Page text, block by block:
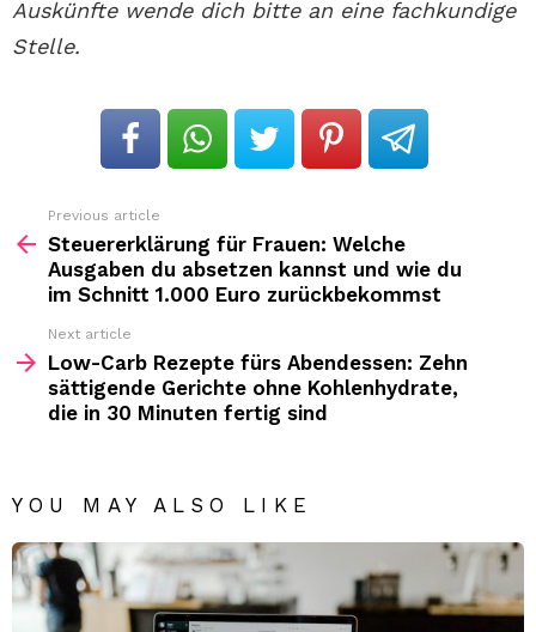
Auskünfte wende dich bitte an eine fachkundige
Stelle.
more
Previous article
Steuererklärung für Frauen: Welche
Ausgaben du absetzen kannst und wie du
im Schnitt 1.000 Euro zurückbekommst
Next article
Low-Carb Rezepte fürs Abendessen: Zehn
sättigende Gerichte ohne Kohlenhydrate,
die in 30 Minuten fertig sind
YOU MAY ALSO LIKE